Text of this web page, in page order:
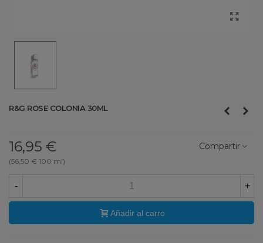
R&G ROSE COLONIA 30ML
16,95 €
(56,50 € 100 ml)
Compartir
- +
Añadir al carro